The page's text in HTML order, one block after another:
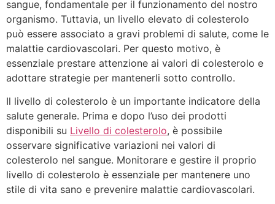
sangue, fondamentale per il funzionamento del nostro
organismo. Tuttavia, un livello elevato di colesterolo
può essere associato a gravi problemi di salute, come le
malattie cardiovascolari. Per questo motivo, è
essenziale prestare attenzione ai valori di colesterolo e
adottare strategie per mantenerli sotto controllo.
Il livello di colesterolo è un importante indicatore della
salute generale. Prima e dopo l’uso dei prodotti
disponibili su Livello di colesterolo, è possibile
osservare significative variazioni nei valori di
colesterolo nel sangue. Monitorare e gestire il proprio
livello di colesterolo è essenziale per mantenere uno
stile di vita sano e prevenire malattie cardiovascolari.